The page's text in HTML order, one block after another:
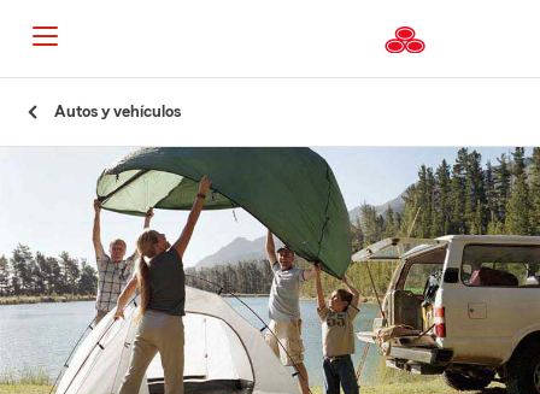
Autos y vehículos